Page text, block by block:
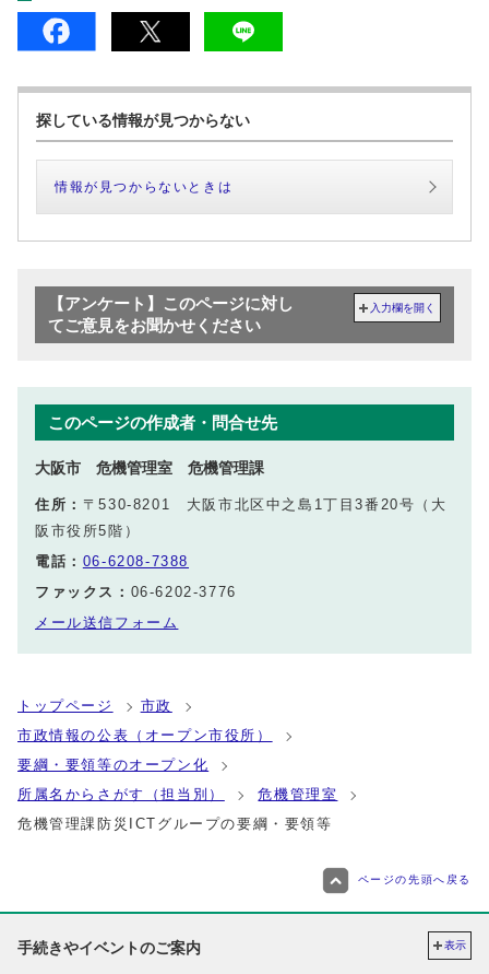
探している情報が見つからない
情報が見つからないときは
【アンケート】このページに対し
てご意見をお聞かせください
入力欄を開く
このページの作成者・問合せ先
大阪市 危機管理室 危機管理課
住所： 〒530-8201 大阪市北区中之島1丁目3番20号（大
阪市役所5階）
電話： 06-6208-7388
ファックス： 06-6202-3776
メール送信フォーム
トップページ
市政
市政情報の公表（オープン市役所）
要綱・要領等のオープン化
所属名からさがす（担当別）
危機管理室
危機管理課防災ICTグループの要綱・要領等
ページの先頭へ戻る
手続きやイベントのご案内 表示